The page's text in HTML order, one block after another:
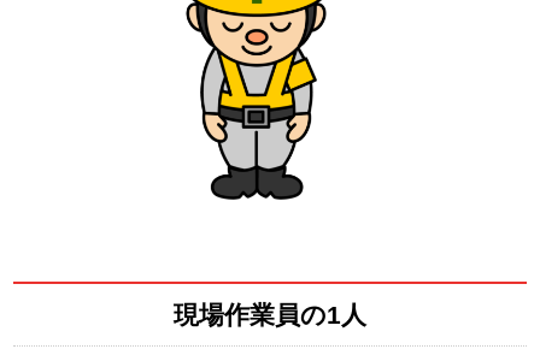
現場作業員の1人